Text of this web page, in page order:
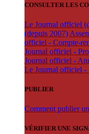
CONSULTER LES
Le Journal officiel
(depuis 2007)
officiel - Compte-
Journal officiel -
Journal officiel -
Le Journal officiel -
PUBLIER
Comment publier
VÉRIFIER UNE